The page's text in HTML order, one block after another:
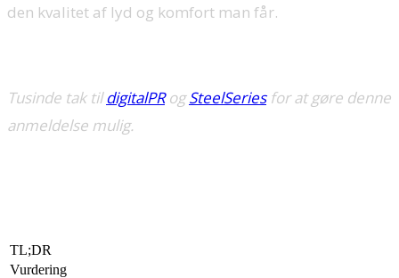
den kvalitet af lyd og komfort man får.
Tusinde tak tildigitalPRogSteelSeriesfor at gøre denne
anmeldelse mulig.
TL;DR
Vurdering